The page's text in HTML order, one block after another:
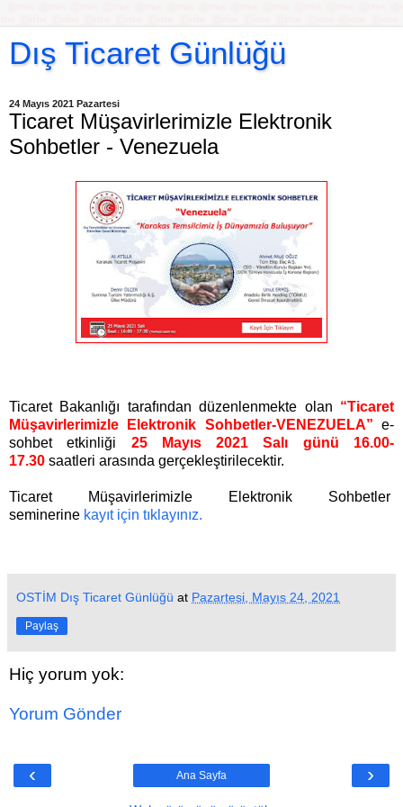
Dış Ticaret Günlüğü
24 Mayıs 2021 Pazartesi
Ticaret Müşavirlerimizle Elektronik
Sohbetler - Venezuela
Ticaret Bakanlığı tarafından düzenlenmekte olan “Ticaret
Müşavirlerimizle Elektronik Sohbetler-VENEZUELA” e-
sohbet etkinliği 25 Mayıs2021 Salı günü 16.00-
17.30 saatleri arasında gerçekleştirilecektir.
Ticaret Müşavirlerimizle Elektronik Sohbetler
seminerine kayıt için tıklayınız.
OSTİM Dış Ticaret Günlüğü at Pazartesi, Mayıs 24, 2021
Paylaş
Hiç yorum yok:
Yorum Gönder
‹ ›
Ana Sayfa